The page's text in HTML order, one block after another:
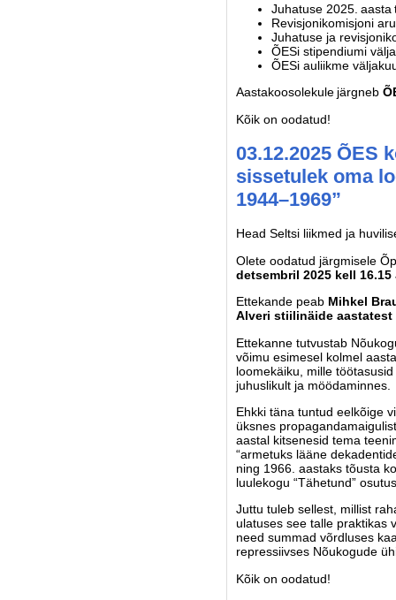
Juhatuse 2025.
Revisjonikomisjoni
Juhatuse ja
ÕESi stipendiumi
ÕESi auliikme
Aastakoosolekule järgneb
Kõik on oodatud!
03.12.2025 ÕES
sissetulek oma
1944–1969”
Head Seltsi liikmed ja
Olete oodatud järgmisele
detsembril 2025 kell 16.15
Ettekande peab Mihkel
Alveri stiilinäide aastatest
Ettekanne tutvustab
võimu esimesel kolmel
loomekäiku, mille
juhuslikult ja möödaminnes.
Ehkki täna tuntud eelkõige
üksnes
aastal kitsenesid tema
“armetuks lääne
ning 1966. aastaks tõusta
luulekogu “Tähetund”
Juttu tuleb sellest, millist
ulatuses see talle praktikas
need summad võrdluses
repressiivses Nõukogude
Kõik on oodatud!